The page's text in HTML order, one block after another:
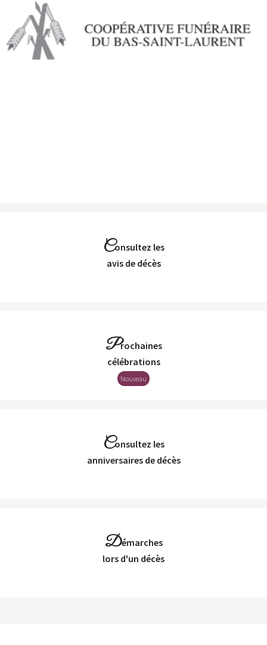
contenu
principal
Consultez les
Avis de décès
Prochaines
Célébrations
Nouveau
Consultez les
Anniversaires de décès
Démarches
Lors d'un décès